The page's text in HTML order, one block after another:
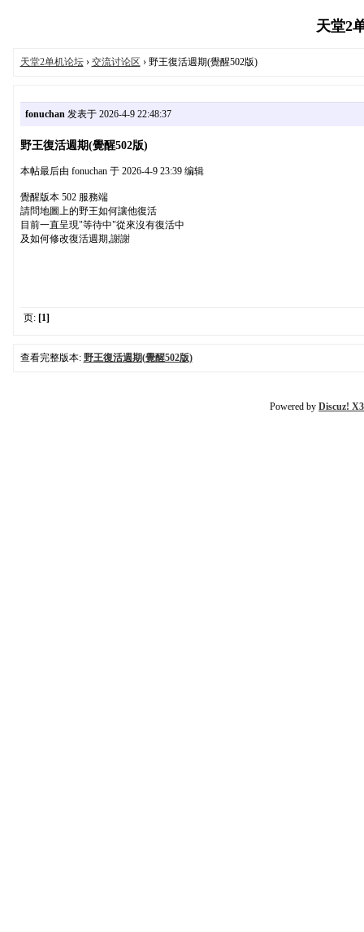
天堂2
天堂2单机论坛› 交流讨论区 › 野王復活週期(覺醒502版)
fonuchan发表于 2026-4-9 22:48:37
野王復活週期(覺醒502版)
本帖最后由 fonuchan 于 2026-4-9 23:39 编辑
覺醒版本 502 服務端
請問地圖上的野王如何讓他復活
目前一直呈現"等待中"從來沒有復活中
及如何修改復活週期,謝謝
页: [1]
查看完整版本: 野王復活週期(覺醒502版)
Powered by Discuz!